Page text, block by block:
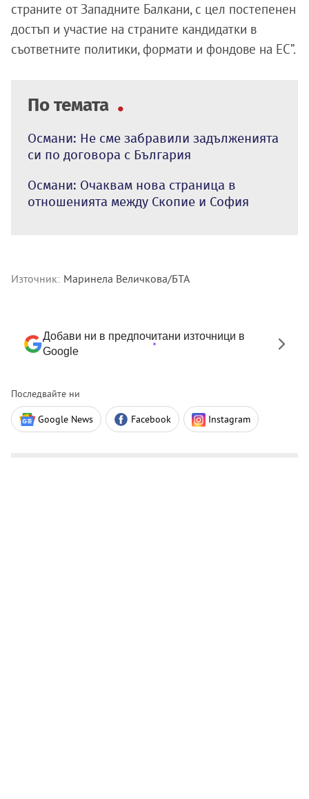
страните от Западните Балкани, с цел постепенен
достъп и участие на страните кандидатки в
съответните политики, формати и фондове на ЕС”.
По темата
Османи: Не сме забравили задълженията
си по договора с България
Османи: Очаквам нова страница в
отношенията между Скопие и София
Източник: Маринела Величкова/БТА
Добави ни в предпочитани източници в
Google
Последвайте ни
Google News Facebook Instagram